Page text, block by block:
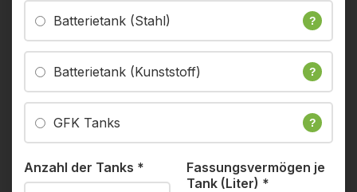
Batterietank (Stahl) ?
Batterietank (Kunststoff) ?
GFK Tanks ?
Anzahl der Tanks *
Fassungsvermögen je
Tank (Liter) *